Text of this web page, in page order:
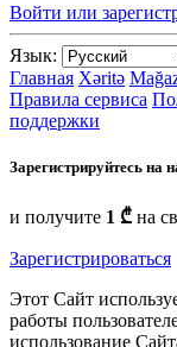
Войти или
Язык:
Главная Xəritə
Правила сервиса
поддержки
Зарегистрируйтесь на
и получите 1 ₾ на
Зарегистрироваться
Этот Сайт
работы
использование